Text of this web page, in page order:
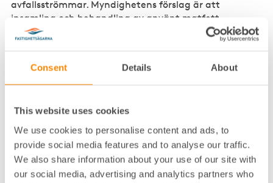
Consent Details About
This website uses cookies
We use cookies to personalise content and ads, to
provide social media features and to analyse our traffic.
We also share information about your use of our site with
our social media, advertising and analytics partners who
avfallsströmmar. Myndighetens förslag är att
insamling och behandling av använt matfett
undantas från det kommunala ansvaret, att
kommunerna får ett tydligt ansvar för utgrävda
samt att detaljhandeln ges en avgränsad valfrihet,
s.k. frival, avseende hantering av sitt avfall.
Fastighetsägarnas synpunkter
Fastighetsägarna har inga invändningar mot
förslagen rörande matfett och invasiva arter.
Fastighetsägarna vill vara tydliga med att vi